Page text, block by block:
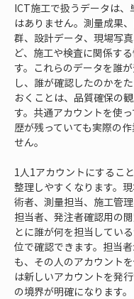
ICT施工で扱うデータは、
はありません。測量成果
群、設計データ、現場写
ど、施工や検査に関係す
す。これらのデータを誰
し、誰が確認したのかを
おくことは、品質確保の
す。共通アカウントを使
歴が残っていても実際の
せん。
1人1アカウントにするこ
整理しやすくなります。
術者、測量担当、施工管
担当者、発注者確認用の
とに誰が何を担当してい
位で確認できます。担当
も、その人のアカウント
は新しいアカウントを発
の境界が明確になります。